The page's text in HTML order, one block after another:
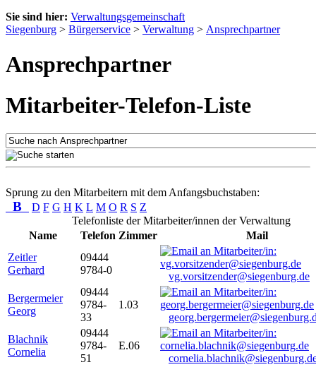
Sie sind hier: Verwaltungsgemeinschaft
Siegenburg > Bürgerservice > Verwaltung > Ansprechpartner
Ansprechpartner
Mitarbeiter-Telefon-Liste
Sprung zu den Mitarbeitern mit dem Anfangsbuchstaben:
B D F G H K L M O R S Z
Telefonliste der Mitarbeiter/innen der Verwaltung
Name
Telefon Zimmer
Mail
Zeitler
Gerhard
09444
9784-0
vg.vorsitzender@siegenburg.de
Bergermeier
Georg
09444
9784-
33
1.03
Blachnik
Cornelia
09444
9784-
51
E.06